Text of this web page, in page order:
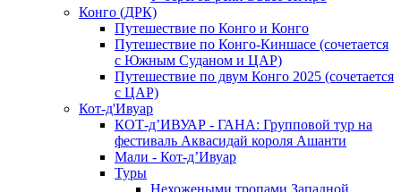
Конго (ДРК)
Путешествие по Конго и Конго
Путешествие по Конго-Киншасе (сочетается
с Южным Суданом и ЦАР)
Путешествие по двум Конго 2025 (сочетается
с ЦАР)
Кот-д'Ивуар
КОТ-д’ИВУАР - ГАНА: Групповой тур на
фестиваль Аквасидай короля Ашанти
Мали - Кот-д’Ивуар
Туры
Нехожеными тропами Западной